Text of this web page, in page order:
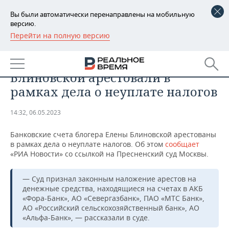
Вы были автоматически перенаправлены на мобильную
версию.
Перейти на полную версию
РЕГИОНЫ
БАШКОРТОСТАН
ТАТАРСТАН
НОВОСТИ
АНАЛИТИКА
ДЕКЛАРАЦИИ О ДОХОДАХ
КОРОЛИ ГОСЗАКАЗА ПФО
ВУЗЫ ТАТАРСТАНА
КОМУ ПРИНАДЛЕЖАТ
ТОРГОВЫЕ ЦЕНТРЫ
ТАТАРСТАНА
НОВОСТИ ЭКОНОМИКИ
ФИНАНСЫ
БАНКИ
БЮДЖЕТ
ИНВЕСТИЦИИ
ПРОМЫШЛЕННОСТЬ
НОВОСТИ
АГРОПРОМ
МАШИНОСТРОЕНИЕ
НЕДВИЖИМОСТЬ
НОВОСТИ НЕДВИЖИМОСТИ
АВТО
НОВОСТИ АВТО
БИЗНЕС
НОВОСТИ БИЗНЕСА
ТЕХНОЛОГИИ
Банковские счета блогера Елены
Блиновской арестовали в
рамках дела о неуплате налогов
14:32, 06.05.2023
Банковские счета блогера Елены Блиновской арестованы
в рамках дела о неуплате налогов. Об этом сообщает
«РИА Новости» со ссылкой на Пресненский суд Москвы.
— Суд признал законным наложение арестов на
денежные средства, находящиеся на счетах в АКБ
«Фора-Банк», АО «Севергазбанк», ПАО «МТС Банк»,
АО «Российский сельскохозяйственный банк», АО
«Альфа-Банк», — рассказали в суде.